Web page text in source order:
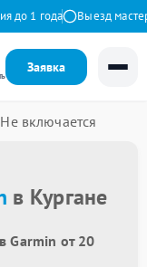
1 года Выезд мастера
Заявка
Не включается
в Кургане
Garmin от 20